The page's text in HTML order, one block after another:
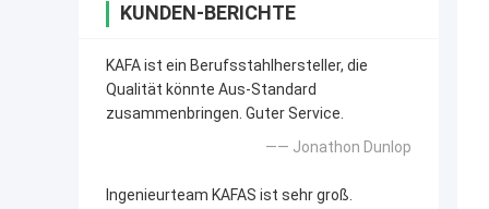
KUNDEN-BERICHTE
KAFA ist ein Berufsstahlhersteller, die
Qualität könnte Aus-Standard
zusammenbringen. Guter Service.
—— Jonathon Dunlop
Ingenieurteam KAFAS ist sehr groß.